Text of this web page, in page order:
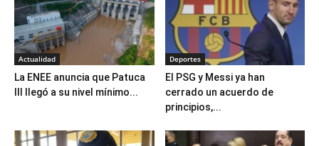
Actualidad
La ENEE anuncia que Patuca
III llegó a su nivel mínimo...
Deportes
El PSG y Messi ya han
cerrado un acuerdo de
principios,...